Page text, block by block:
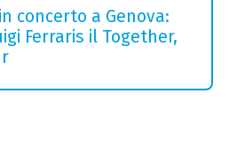
concerto a Genova:
Ferraris il Together,